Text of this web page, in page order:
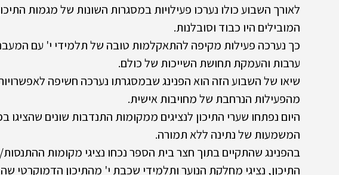
לאורך השבוע כולו נערכו פעילויות במסגרות השונות של מגמות
המובילים היו כבוד וסובלנות.
כך נערכה פעילות מקיפה להתאקלמות טובה של תלמידי י' עם
ערבות והעמקת תחושת השייכות של כולם.
שיאו של השבוע הזה הוא הפנינג שבמסגרתו נערכה חשיפה
מהפעילות הנרחבת של מחויבות אישית.
היום נפתחו שערי התיכון לנציגים ממקומות התנדבות שונים שהציגו
המשמעות של נתינה ללא תמורה.
בהפנינג שהתקיים בתוך חצר בית הספר נכחו נציגי מקומות
התיכון, נציגי מחלקת הנוער ותלמידי שכבת י' מהתיכון הדמוקרטי